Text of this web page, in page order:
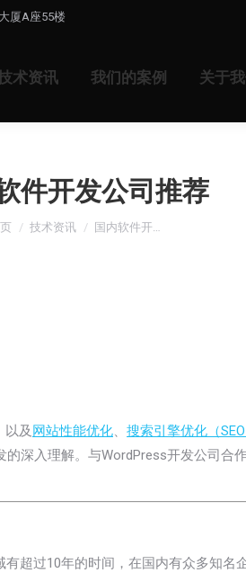
厦A座55楼
术资讯 我们的案例 关于
件开发公司推荐
这里：
技术资讯 国内软件开…
以及 网站性能优化、 搜索引擎优化（SEO
深入理解。与WordPress开发公司
超过10年的时间，在国内有众多知名